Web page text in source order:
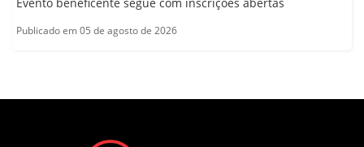
Publicado em 05 de agosto de 2026